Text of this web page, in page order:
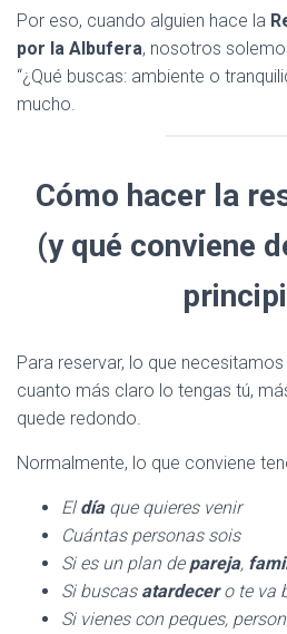
Por eso, cuando alguien hace la
por la Albufera, nosotros
“¿Qué buscas: ambiente o
mucho.
Cómo hacer la
(y qué conviene
Para reservar, lo que
cuanto más claro lo tengas tú,
quede redondo.
Normalmente, lo que conviene
Eldíaque quieres venir
Cuántas personas sois
Si es un plan de pareja,
Si buscas atardecero te va
Si vienes con peques,